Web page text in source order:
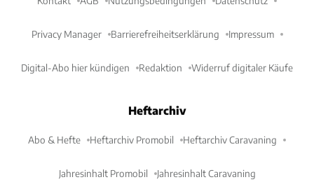
Privacy Manager Barrierefreiheitserklärung Impressum
Digital-Abo hier kündigen Redaktion Widerruf digitaler Käufe
Heftarchiv
Abo & Hefte Heftarchiv Promobil Heftarchiv Caravaning
Jahresinhalt Promobil Jahresinhalt Caravaning